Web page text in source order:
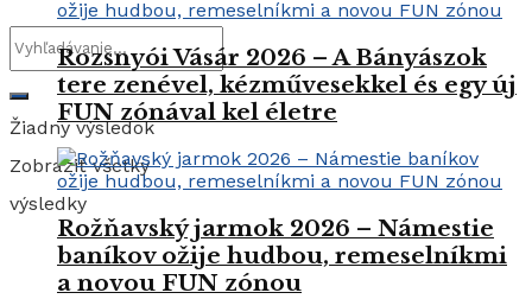
Žiadny výsledok
Zobraziť všetky
výsledky
Rozsnyói Vásár 2026 – A Bányászok
tere zenével, kézművesekkel és egy új
FUN zónával kel életre
Rožňavský jarmok 2026 – Námestie
baníkov ožije hudbou, remeselníkmi
a novou FUN zónou